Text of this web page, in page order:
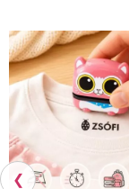
❮